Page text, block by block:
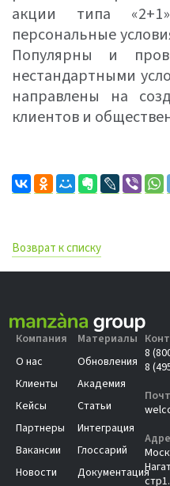
акции типа
персональные
Популярны и
нестандартными
направлены на
клиентов и
Возврат к списку
Компания
О нас
Клиенты
Кейсы
Партнеры
Вакансии
Новости
Материалы
Обновления
Академия
Статьи
Интеграция
Глоссарий
Документация
8
8
стр1.